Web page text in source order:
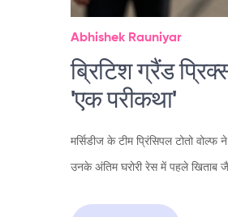
Abhishek Rauniyar
ब्रिटिश ग्रैंड
'एक परीकथा'
मर्सिडीज के टीम प्रिंसिपल टोतो
उनके अंतिम घरोरी रेस में पहले खिताब